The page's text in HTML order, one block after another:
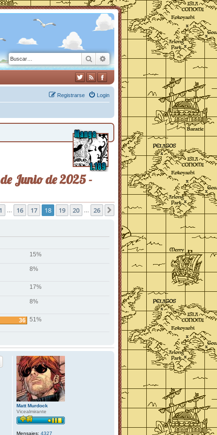
BuscarBúsqueda avanzada
Login
Registrarse
Junio de 2025 -
18 de 26
16 17 18 19 20 26 Siguiente
15%
8%
17%
8%
36 51%
Matt Murdock
Vicealmirante
Mensajes: 4327